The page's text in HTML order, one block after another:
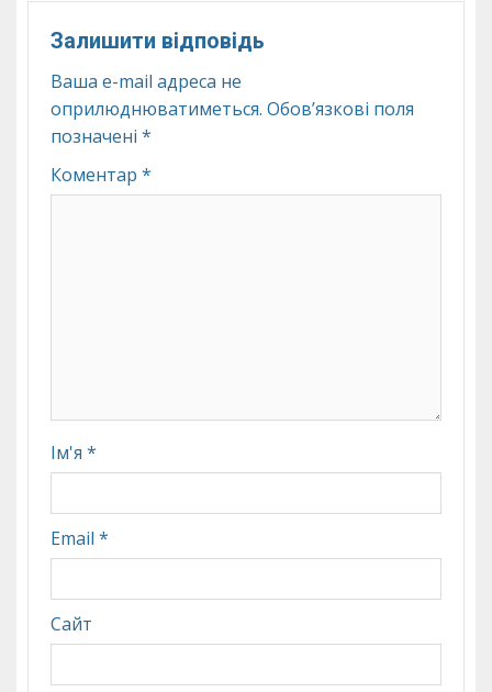
Залишити відповідь
Ваша e-mail адреса не
оприлюднюватиметься. Обов’язкові поля
позначені *
Коментар *
Ім'я *
Email *
Сайт